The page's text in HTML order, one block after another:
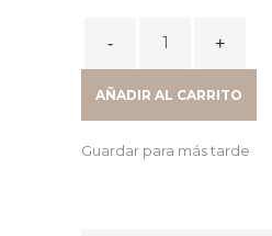
CS
AÑADIR AL CARRITO
Guardar para más tarde